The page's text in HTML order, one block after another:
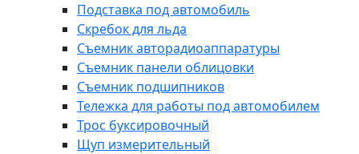
Подставка под автомобиль
Скребок для льда
Съемник авторадиоаппаратуры
Съемник панели облицовки
Съемник подшипников
Тележка для работы под автомобилем
Трос буксировочный
Щуп измерительный